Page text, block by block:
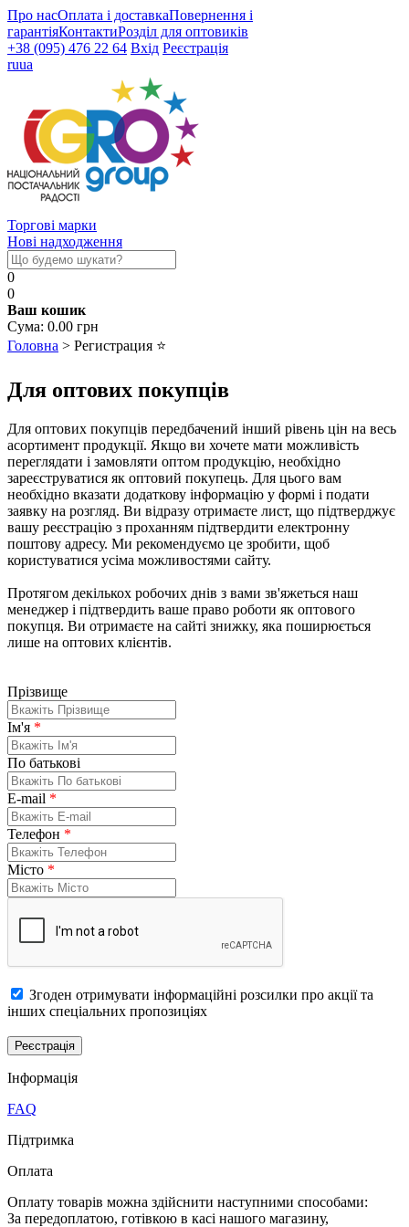
Про насОплата і доставкаПовернення і
гарантіяКонтактиРозділ для оптовиків
+38 (095) 476 22 64 Вхід Реєстрація
ruua
Торгові марки
Нові надходження
0
0
Ваш кошик
Cума: 0.00 грн
Головна > Регистрация ⭐
Для оптових покупців
Для оптових покупців передбачений інший рівень цін на весь
асортимент продукції. Якщо ви хочете мати можливість
переглядати і замовляти оптом продукцію, необхідно
зареєструватися як оптовий покупець. Для цього вам
необхідно вказати додаткову інформацію у формі і подати
заявку на розгляд. Ви відразу отримаєте лист, що підтверджує
вашу реєстрацію з проханням підтвердити електронну
поштову адресу. Ми рекомендуємо це зробити, щоб
користуватися усіма можливостями сайту.
Протягом декількох робочих днів з вами зв'яжеться наш
менеджер і підтвердить ваше право роботи як оптового
покупця. Ви отримаєте на сайті знижку, яка поширюється
лише на оптових клієнтів.
Прізвище
Iм'я *
По батькові
E-mail *
Телефон *
Місто *
Згоден отримувати інформаційні розсилки про акції та
інших спеціальних пропозиціях
Iнформація
FAQ
Підтримка
Оплата
Оплату товарів можна здійснити наступними способами:
За передоплатою, готівкою в касі нашого магазину,